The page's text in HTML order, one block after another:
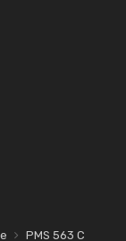
PMS 563 C